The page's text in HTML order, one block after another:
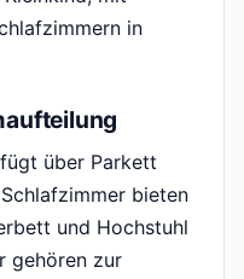
in
über Parkett
bieten
und Hochstuhl
gehören zur